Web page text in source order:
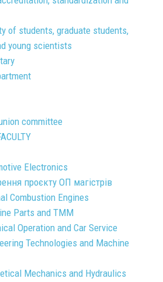
of students, graduate students,
young scientists
committee
Electronics
проєкту ОП магістрів
Combustion Engines
Parts and TMM
Operation and Car Service
Technologies and Machine
Mechanics and Hydraulics